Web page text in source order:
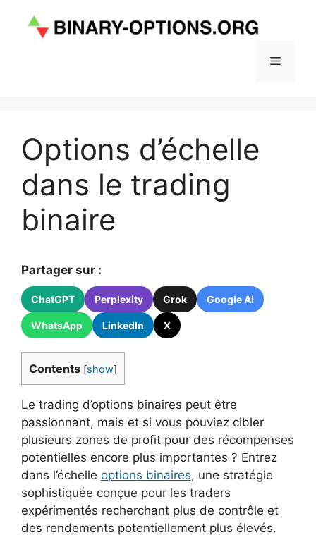
contenu
Menu
Options d’échelle
dans le trading
binaire
Partager sur :
ChatGPT Perplexity Grok Google AI
WhatsApp LinkedIn X
Contents [show]
Le trading d’options binaires peut être
passionnant, mais et si vous pouviez cibler
plusieurs zones de profit pour des récompenses
potentielles encore plus importantes ? Entrez
dans l’échelle options binaires, une stratégie
sophistiquée conçue pour les traders
expérimentés recherchant plus de contrôle et
des rendements potentiellement plus élevés.